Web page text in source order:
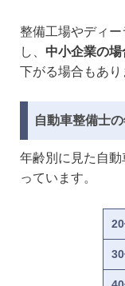
整備工場やディ
し、 中小企業の
下がる場合もあり
自動車整備士
年齢別に見た自
っています。